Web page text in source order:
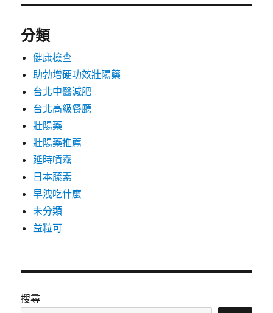
分類
健康檢查
助勃增硬功效壯陽藥
台北中醫減肥
台北高級餐廳
壯陽藥
壯陽藥推薦
延時噴霧
日本藤素
早洩吃什麼
未分類
益粒可
搜尋